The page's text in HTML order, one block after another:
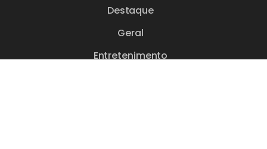
Destaque
Geral
Entretenimento